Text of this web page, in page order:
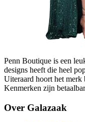
Penn Boutique is een
designs heeft die heel
Uiteraard hoort het merk
Kenmerken zijn
Over Galazaak